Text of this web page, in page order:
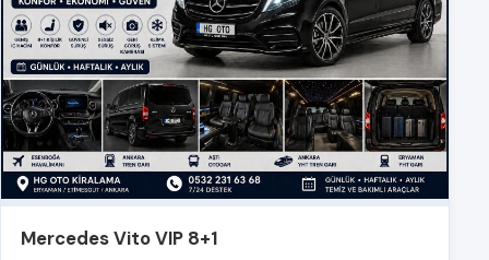
Mercedes Vito VIP 8+1